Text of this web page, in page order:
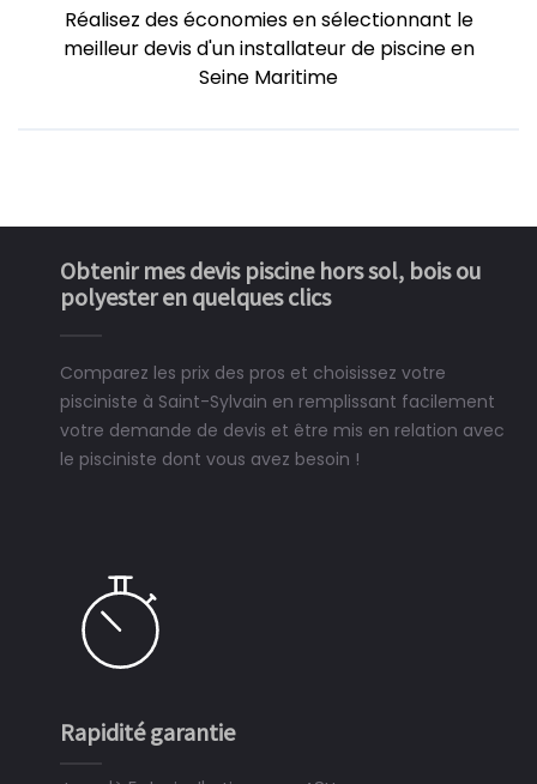
Réalisez des économies en sélectionnant le
meilleur devis d'un installateur de piscine en
Seine Maritime
Obtenir mes devis piscine hors sol, bois ou
polyester en quelques clics
Comparez les prix des pros et choisissez votre
pisciniste à Saint-Sylvain en remplissant facilement
votre demande de devis et être mis en relation avec
le pisciniste dont vous avez besoin !
Rapidité garantie